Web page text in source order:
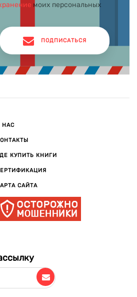
моих персональных
ПОДПИСАТЬСЯ
НАС
КУПИТЬ КНИГИ
САЙТА